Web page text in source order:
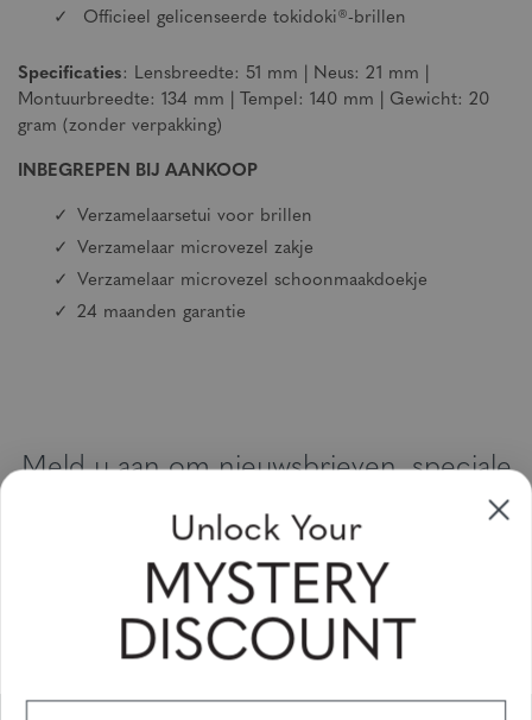
Officieel gelicenseerde tokidoki®-brillen
Specificaties: Lensbreedte: 51 mm | Neus: 21 mm |
Montuurbreedte: 134 mm | Tempel: 140 mm | Gewicht: 20
gram (zonder verpakking)
INBEGREPEN BIJ AANKOOP
Verzamelaarsetui voor brillen
Verzamelaar microvezel zakje
Verzamelaar microvezel schoonmaakdoekje
24 maanden garantie
Meld u aan om nieuwsbrieven, speciale
aanbiedingen en kortingsbonnen te
ontvangen
Vul uw email adres in en schrijf u in!
Unlock Your
MYSTERY
DISCOUNT